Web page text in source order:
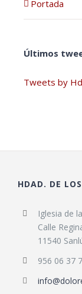
Portada
Últimos
Tweets by
HDAD. DE
Iglesia de
Calle
11540
956 06 37